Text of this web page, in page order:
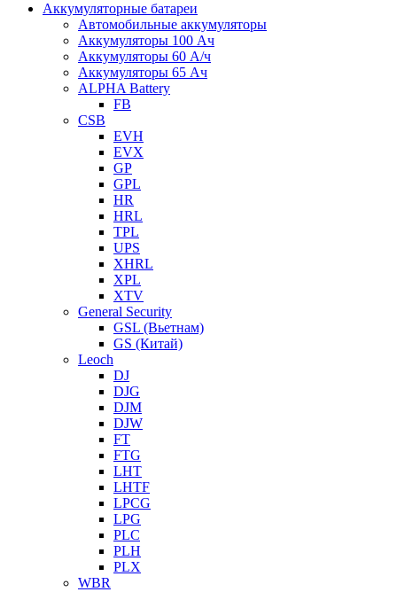
Аккумуляторные батареи
Автомобильные аккумуляторы
Аккумуляторы 100 Ач
Аккумуляторы 60 А/ч
Аккумуляторы 65 Ач
ALPHA Battery
FB
CSB
EVH
EVX
GP
GPL
HR
HRL
TPL
UPS
XHRL
XPL
XTV
General Security
GSL (Вьетнам)
GS (Китай)
Leoch
DJ
DJG
DJM
DJW
FT
FTG
LHT
LHTF
LPCG
LPG
PLC
PLH
PLX
WBR